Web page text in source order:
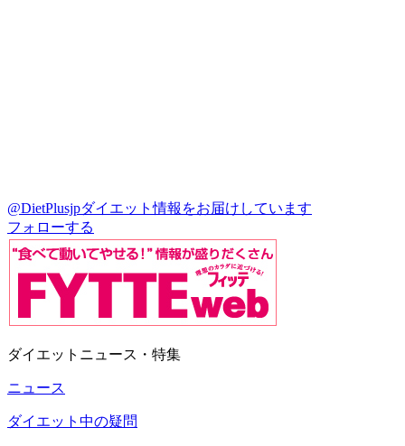
@DietPlusjpダイエット情報をお届けしています
フォローする
ダイエットニュース・特集
ニュース
ダイエット中の疑問